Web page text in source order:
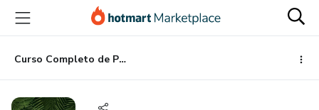
para
conteúdo
principal
para
pagamento
para
rodapé
Curso Completo de Paisagismo Digital | Bônus Premium